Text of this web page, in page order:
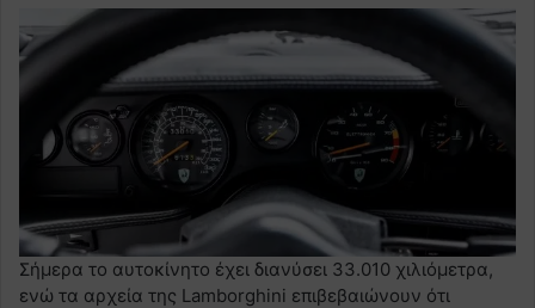
Σήμερα το αυτοκίνητο έχει διανύσει 33.010 χιλιόμετρα,
ενώ τα αρχεία της Lamborghini επιβεβαιώνουν ότι